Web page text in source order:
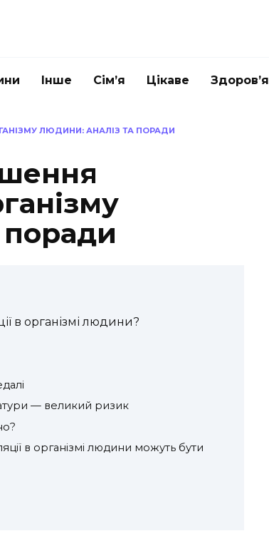
Інше Сім’я Цікаве Здоров’я
ЛЮДИНИ: АНАЛІЗ ТА ПОРАДИ
в організмі людини?
— великий ризик
в організмі людини можуть бути